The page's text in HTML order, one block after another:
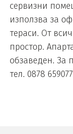
сервизни
използва за
тераси. От
простор.
обзаведен. За
тел. 0878